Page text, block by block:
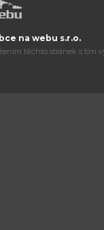
na webu s.r.o.
těchto stránek s tím